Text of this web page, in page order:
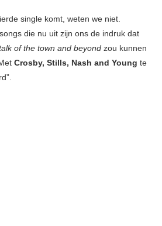
single komt, weten we niet.
die nu uit zijn ons de indruk dat
of the town and beyond zou kunnen
Crosby, Stills, Nash and Young te